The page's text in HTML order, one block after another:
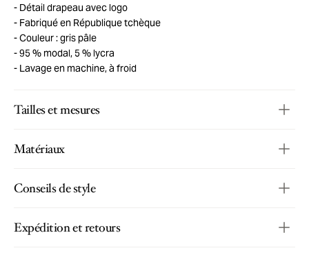
Détail drapeau avec logo
Fabriqué en République tchèque
Couleur : gris pâle
95 % modal, 5 % lycra
Lavage en machine, à froid
Tailles et mesures
Matériaux
Conseils de style
Expédition et retours